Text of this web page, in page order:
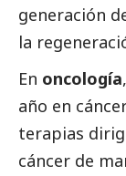
generación
la
En oncología
año en
terapias
cáncer de